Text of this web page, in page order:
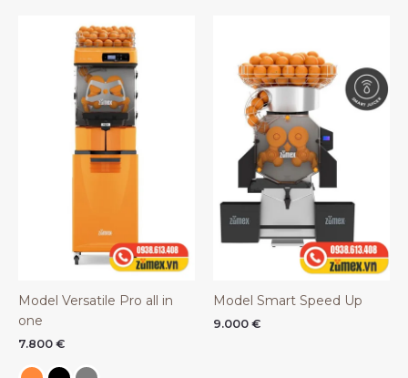
Model Versatile Pro all in
one
7.800 €
Model Smart Speed Up
9.000 €